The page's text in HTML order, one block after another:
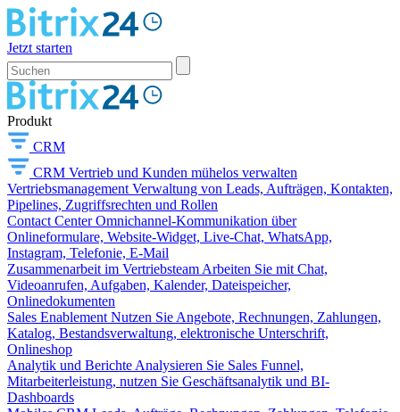
Jetzt starten
Produkt
CRM
CRM Vertrieb und Kunden mühelos verwalten
Vertriebsmanagement Verwaltung von Leads, Aufträgen, Kontakten,
Pipelines, Zugriffsrechten und Rollen
Contact Center Omnichannel-Kommunikation über
Onlineformulare, Website-Widget, Live-Chat, WhatsApp,
Instagram, Telefonie, E-Mail
Zusammenarbeit im Vertriebsteam Arbeiten Sie mit Chat,
Videoanrufen, Aufgaben, Kalender, Dateispeicher,
Onlinedokumenten
Sales Enablement Nutzen Sie Angebote, Rechnungen, Zahlungen,
Katalog, Bestandsverwaltung, elektronische Unterschrift,
Onlineshop
Analytik und Berichte Analysieren Sie Sales Funnel,
Mitarbeiterleistung, nutzen Sie Geschäftsanalytik und BI-
Dashboards